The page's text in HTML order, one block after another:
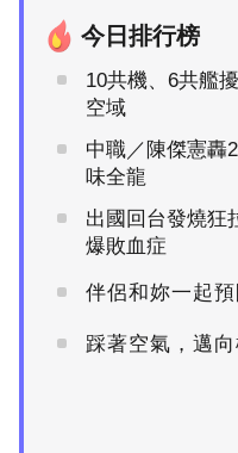
今日排行榜
10共機、6共艦
空域
中職／陳傑憲轟
味全龍
出國回台發燒狂
爆敗血症
伴侶和妳一起
踩著空氣，邁